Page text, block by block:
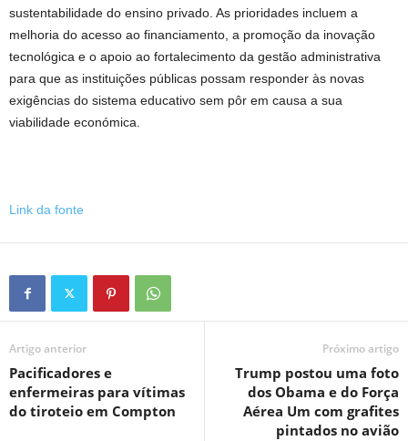
sustentabilidade do ensino privado. As prioridades incluem a
melhoria do acesso ao financiamento, a promoção da inovação
tecnológica e o apoio ao fortalecimento da gestão administrativa
para que as instituições públicas possam responder às novas
exigências do sistema educativo sem pôr em causa a sua
viabilidade económica.
Link da fonte
Artigo anterior
Pacificadores e
enfermeiras para vítimas
do tiroteio em Compton
Próximo artigo
Trump postou uma foto
dos Obama e do Força
Aérea Um com grafites
pintados no avião